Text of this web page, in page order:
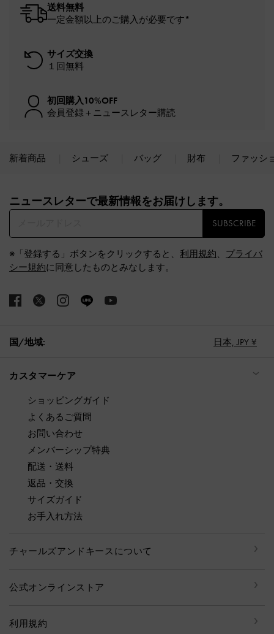
送料無料
一定金額以上のご購入が必要です*
サイズ交換
１回無料
初回購入10%OFF
会員登録＋ニュースレター購読
新着商品 シューズ バッグ 財布 ファッシ
ニュースレターで最新情報をお届けします。​
SUBSCRIBE
※「登録する」ボタンをクリックすると、 利用規約、 プライバ
シー規約に同意したものとみなします。
国/地域: 日本, JPY ¥
カスタマーケア
ショッピングガイド
よくあるご質問
お問い合わせ
メンバーシップ特典
配送・送料
返品・交換
サイズガイド
お手入れ方法
チャールズアンドキースについて
公式オンラインストア
利用規約